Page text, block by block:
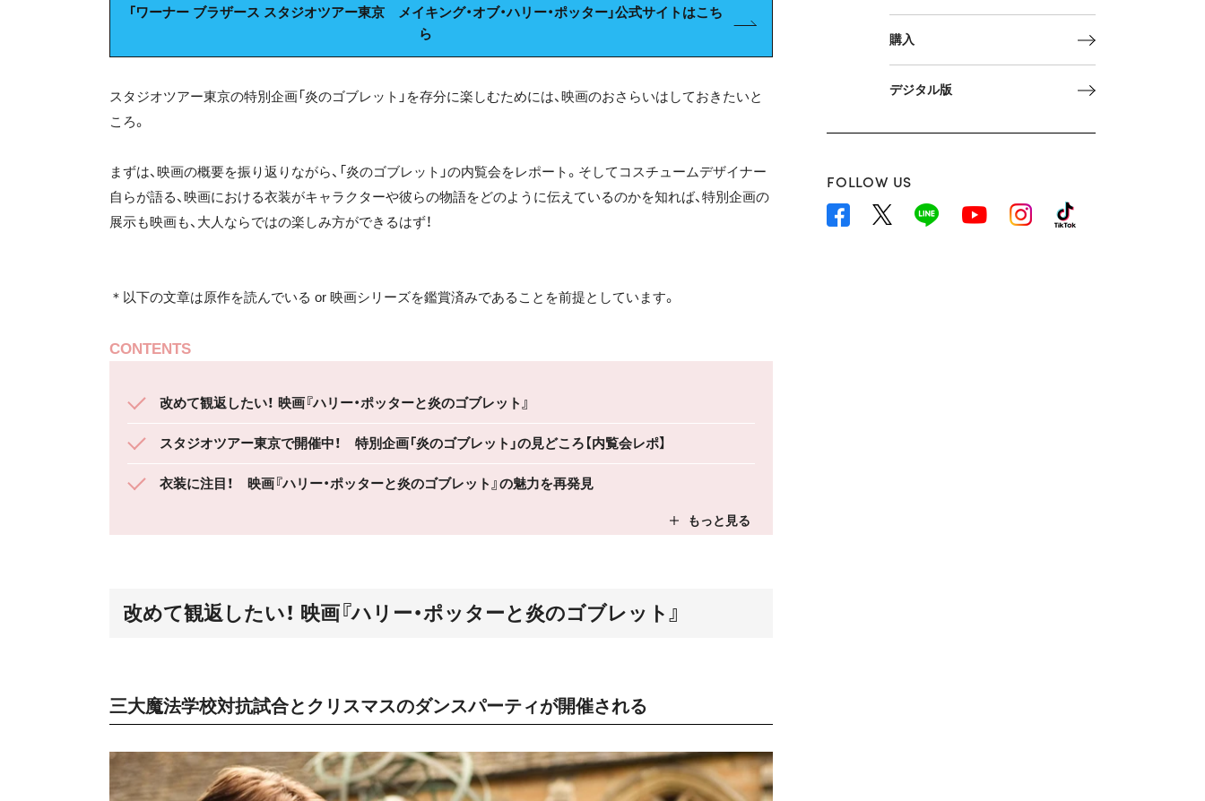
「ワーナー ブラザース スタジオツアー東京 メイキング・オブ・ハリー・ポッター」公式サイトはこち
ら
スタジオツアー東京の特別企画「炎のゴブレット」を存分に楽しむためには、映画のおさらいはしておきたいと
ころ。
まずは、映画の概要を振り返りながら、「炎のゴブレット」の内覧会をレポート。そしてコスチュームデザイナー
自らが語る、映画における衣装がキャラクターや彼らの物語をどのように伝えているのかを知れば、特別企画の
展示も映画も、大人ならではの楽しみ方ができるはず！
＊以下の文章は原作を読んでいる or 映画シリーズを鑑賞済みであることを前提としています。
CONTENTS
改めて観返したい！ 映画『ハリー・ポッターと炎のゴブレット』
スタジオツアー東京で開催中！ 特別企画「炎のゴブレット」の見どころ【内覧会レポ】
衣装に注目！ 映画『ハリー・ポッターと炎のゴブレット』の魅力を再発見
改めて観返したい！ 映画『ハリー・ポッターと炎のゴブレット』
三大魔法学校対抗試合とクリスマスのダンスパーティが開催される
購入
デジタル版
FOLLOW US